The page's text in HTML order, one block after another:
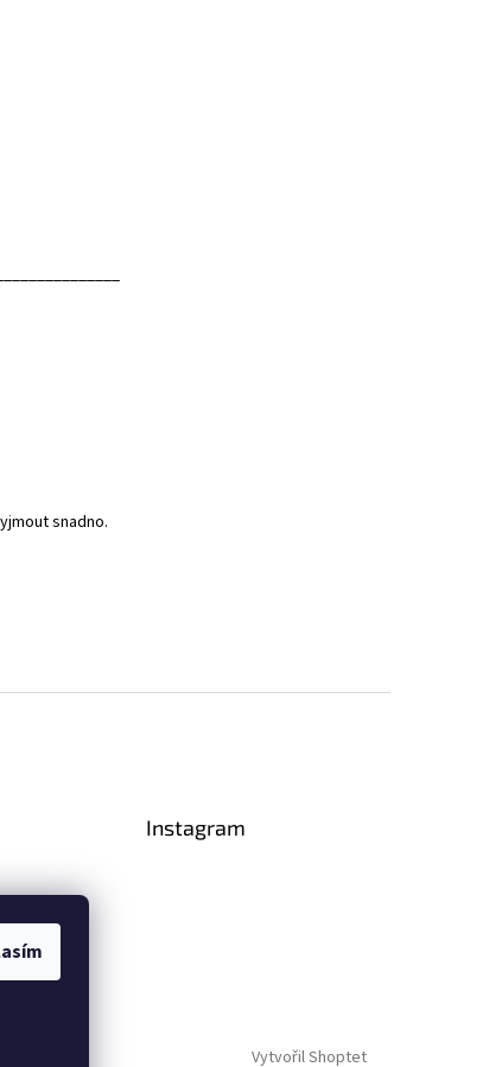
snadno.
Instagram
Vytvořil Shoptet